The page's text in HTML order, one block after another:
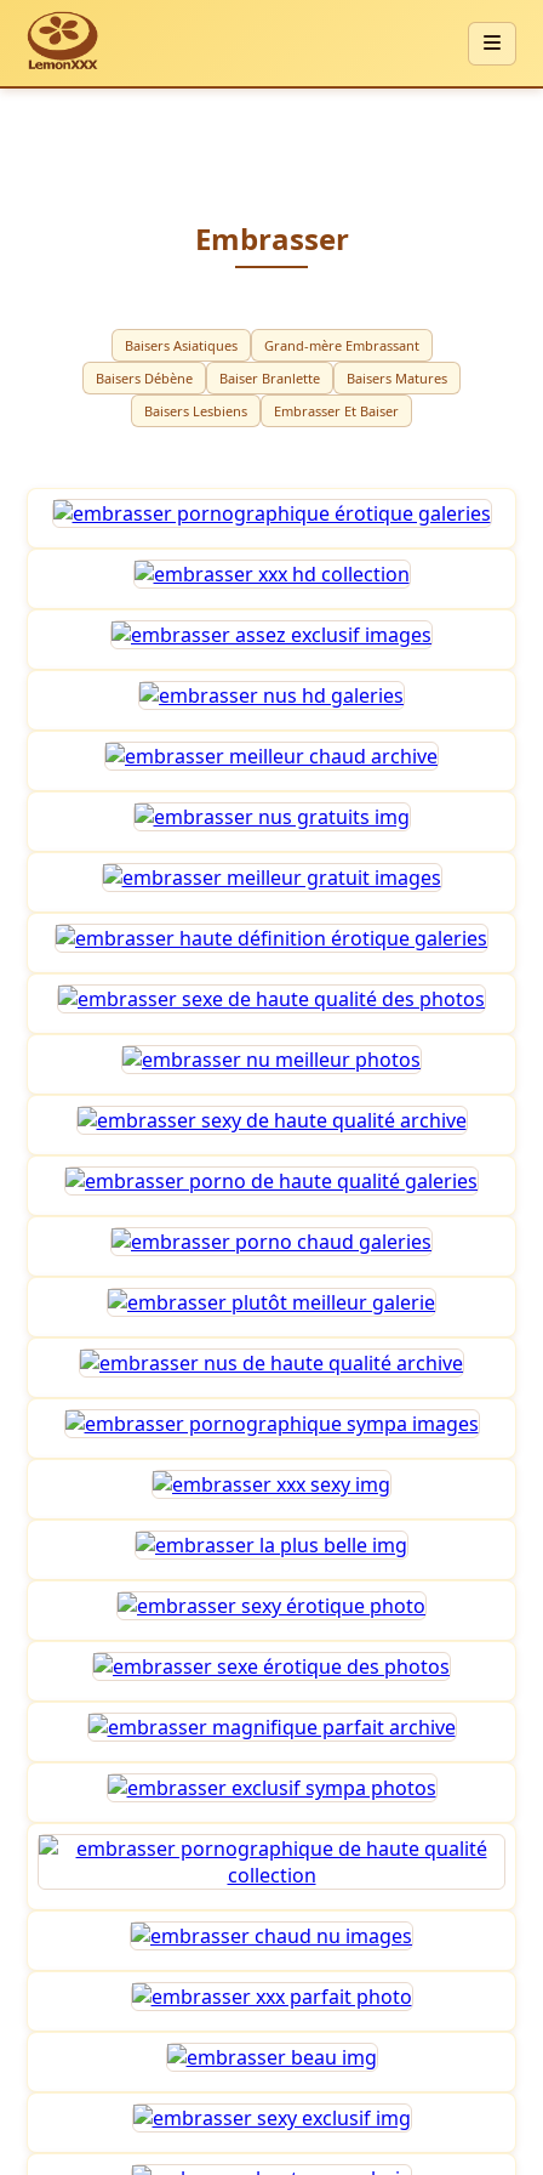
Embrasser
Baisers Asiatiques
Grand-mère Embrassant
Baisers Débène
Baiser Branlette
Baisers Matures
Baisers Lesbiens
Embrasser Et Baiser